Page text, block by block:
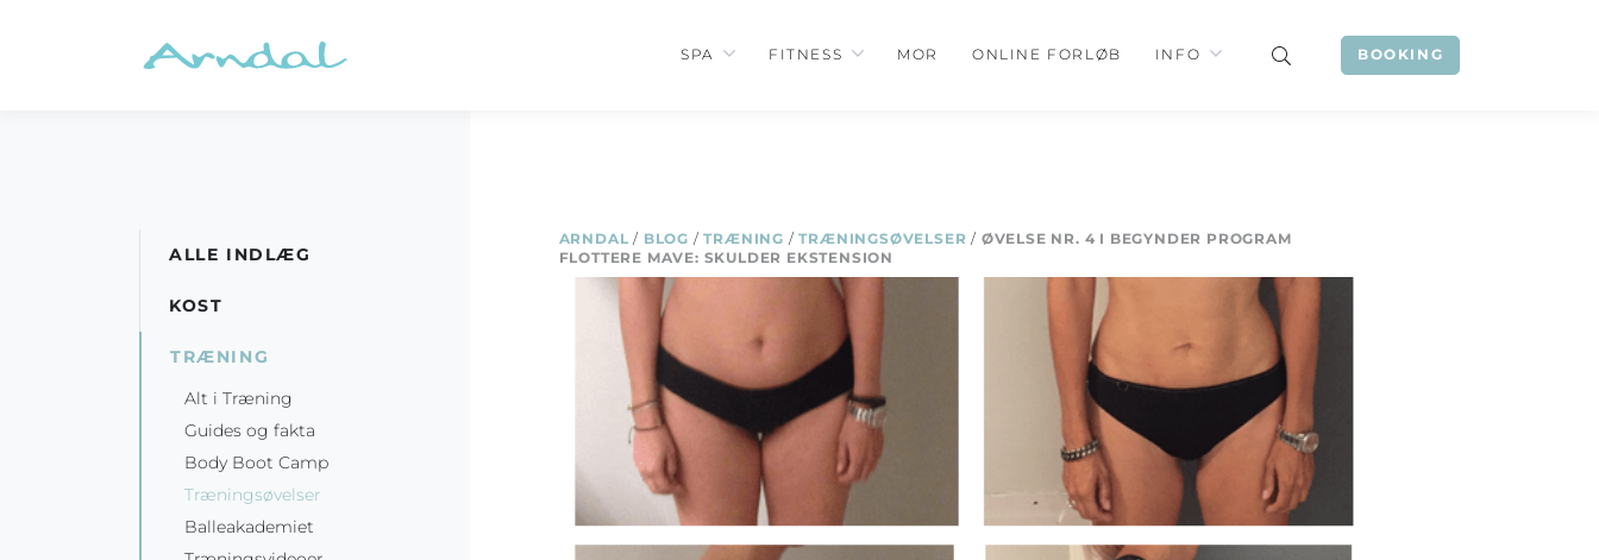
BOOKING
SPA FITNESS MOR ONLINE FORLØB INFO
ARNDAL / BLOG /TRÆNING /TRÆNINGSØVELSER / ØVELSE NR. 4 I BEGYNDER PROGRAM
FLOTTERE MAVE: SKULDER EKSTENSION
ALLE INDLÆG
KOST
TRÆNING
Alt i Træning
Guides og fakta
Body Boot Camp
Træningsøvelser
Balleakademiet